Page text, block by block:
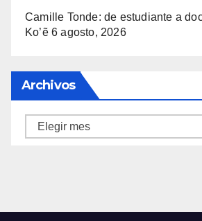
Camille Tonde: de estudiante a
Ko’ẽ 6 agosto, 2026
Archivos
Archivos